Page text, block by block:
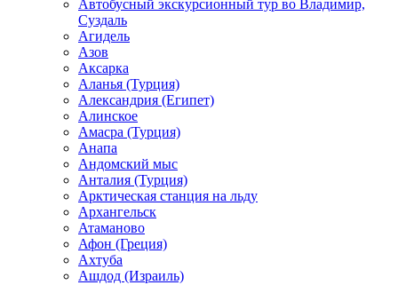
Автобусный экскурсионный тур во Владимир,
Суздаль
Агидель
Азов
Аксарка
Аланья (Турция)
Александрия (Египет)
Алинское
Амасра (Турция)
Анапа
Андомский мыс
Анталия (Турция)
Арктическая станция на льду
Архангельск
Атаманово
Афон (Греция)
Ахтуба
Ашдод (Израиль)